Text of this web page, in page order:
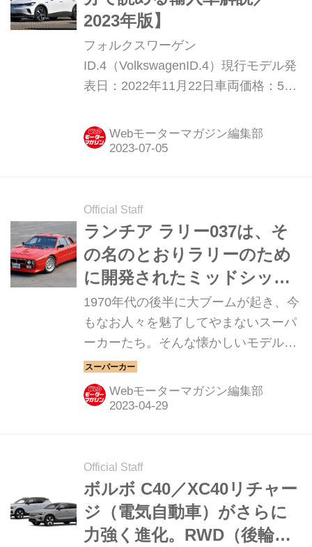
2023年版】
フォルクスワーゲン
ID.4（VolkswagenID.4）現行モデル発
表日：2022年11月22日車両価格：514
Webモーターマガジン編集部
Official Staff
ランチア ラリー037は、そ
の名のとおりラリーのため
に開発されたミッドシップ
RWDだった【スーパーカー
クロニクル／032】
1970年代の後半に大ブームが起き、今
もなお人々を魅了してやまないスーパ
ーカーたち。そんな懐かしいモデルか
ら現代のハイパースポーツまでを紹介
していく、スーパーカークロニクル。
今回は、ランチア ラリー037だ。
Webモーターマガジン編集部
Official Staff
ボルボ C40／XC40リチャー
ジ（電気自動車）がさらに
力強く進化。RWD（後輪駆